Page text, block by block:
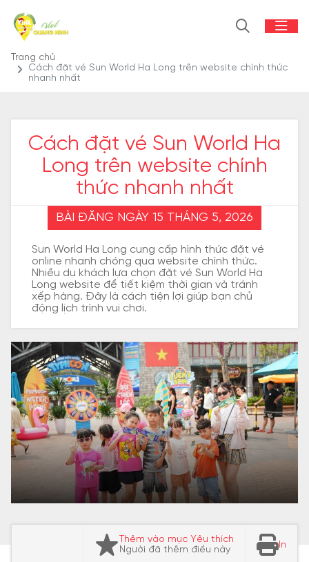
Trang chủ
Cách đặt vé Sun World Ha Long trên website chính thức
nhanh nhất
Cách đặt vé Sun World Ha
Long trên website chính
thức nhanh nhất
BÀI ĐĂNG NGÀY 15 THÁNG 5, 2026
Sun World Ha Long cung cấp hình thức đặt vé
online nhanh chóng qua website chính thức.
Nhiều du khách lựa chọn đặt vé Sun World Ha
Long website để tiết kiệm thời gian và tránh
xếp hàng. Đây là cách tiện lợi giúp bạn chủ
động lịch trình vui chơi.
Thêm vào mục Yêu thích
Người đã thêm điều này
In